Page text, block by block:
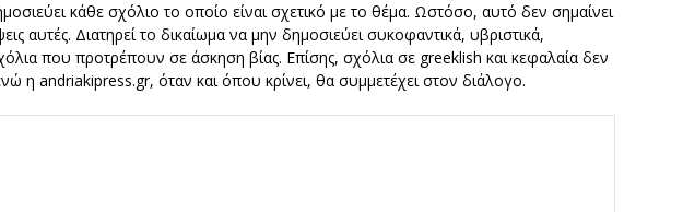
κάθε σχόλιο το οποίο είναι σχετικό με το θέμα. Ωστόσο, αυτό δεν σημαίνει
αυτές. Διατηρεί το δικαίωμα να μην δημοσιεύει συκοφαντικά, υβριστικά,
που προτρέπουν σε άσκηση βίας. Επίσης, σχόλια σε greeklish και κεφαλαία δεν
η andriakipress.gr, όταν και όπου κρίνει, θα συμμετέχει στον διάλογο.